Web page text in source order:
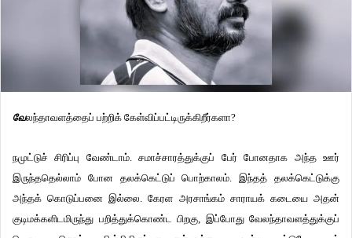
வேலந்தாவளத்தைப் பற்றிக் கேள்விப்பட்டிருக்கிறீர்களா?
நமுட்டுச் சிரிப்பு வேண்டாம். சமாச்சாரத்துக்குப் பேர் போனதாக அந்த ஊர்
இருந்ததெல்லாம் போன தலக்கெட்டுப் பொற்காலம். இந்தத் தலக்கெட்டுக்கு
அந்தக் கொடுப்பனை இல்லை. கேரள அரசாங்கம் சாராயக் கடையை அதன்
குடிமக்களிடமிருந்து பறித்துக்கொண்ட பிறகு, இப்போது வேலந்தாவளத்துக்குப்